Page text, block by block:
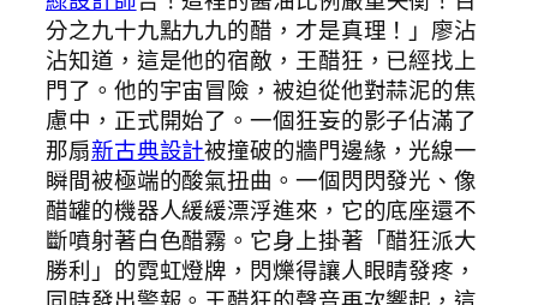
分之九十九點九九的醋，才是真理！」廖沾
沾知道，這是他的宿敵，王醋狂，已經找上
門了。他的宇宙冒險，被迫從他對蒜泥的焦
慮中，正式開始了。一個狂妄的影子佔滿了
那扇新古典設計被撞破的牆門邊緣，光線一
瞬間被極端的酸氣扭曲。一個閃閃發光、像
醋罐的機器人緩緩漂浮進來，它的底座還不
斷噴射著白色醋霧。它身上掛著「醋狂派大
勝利」的霓虹燈牌，閃爍得讓人眼睛發疼，